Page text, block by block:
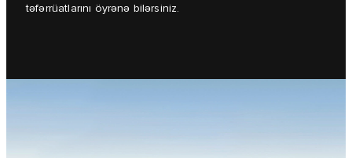
təfərrüatlarını öyrənə bilərsiniz.